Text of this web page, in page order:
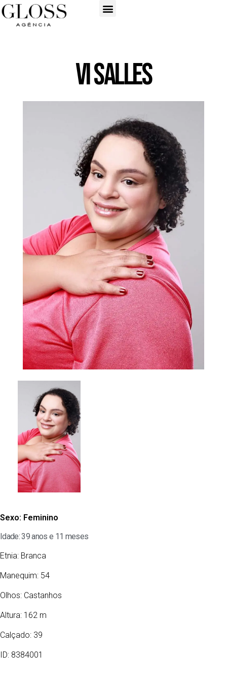
Vi Salles
Sexo: Feminino
Idade: 39 anos e 11 meses
Etnia: Branca
Manequim: 54
Olhos: Castanhos
Altura: 162 m
Calçado: 39
ID: 8384001